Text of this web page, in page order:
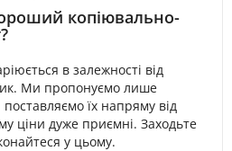
копіювально-
в залежності від
Ми пропонуємо лише
поставляємо їх напряму від
ціни дуже приємні. Заходьте
у цьому.